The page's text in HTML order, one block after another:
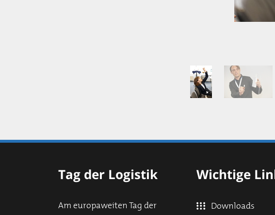
Tag der Logistik
Am europaweiten Tag der
Wichtige
Downloads